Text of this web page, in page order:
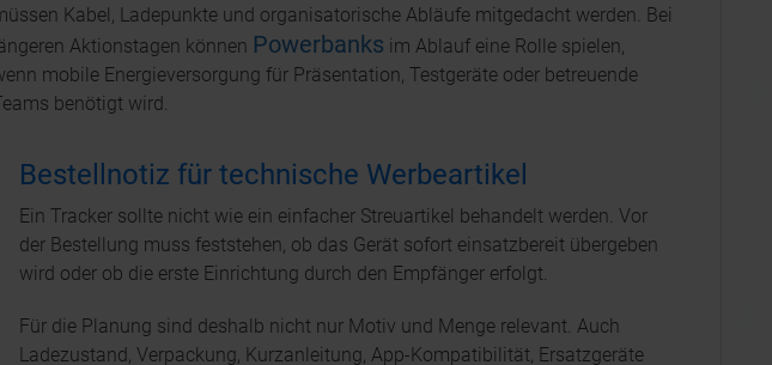
Kabel, Ladepunkte und organisatorische Abläufe mitgedacht werden. Bei
Aktionstagen können Powerbanks im Ablauf eine Rolle spielen,
mobile Energieversorgung für Präsentation, Testgeräte oder betreuende
benötigt wird.
Bestellnotiz für technische Werbeartikel
Ein Tracker sollte nicht wie ein einfacher Streuartikel behandelt werden. Vor
der Bestellung muss feststehen, ob das Gerät sofort einsatzbereit übergeben
wird oder ob die erste Einrichtung durch den Empfänger erfolgt.
Für die Planung sind deshalb nicht nur Motiv und Menge relevant. Auch
Ladezustand, Verpackung, Kurzanleitung, App-Kompatibilität, Ersatzgeräte